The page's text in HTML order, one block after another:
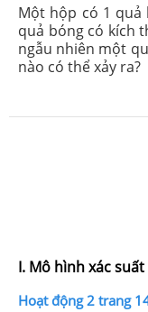
Một hộp có 1 quả
quả bóng có kích
ngẫu nhiên một
nào có thể xảy ra?
I. Mô hình xác
Hoạt động 2 trang